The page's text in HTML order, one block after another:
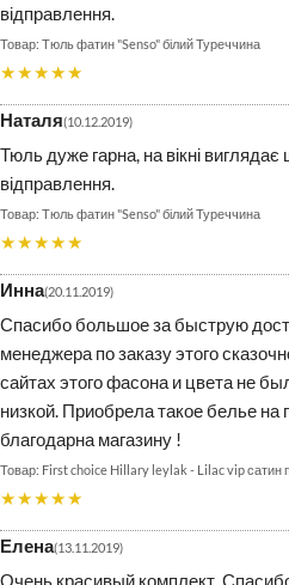
відправлення.
Тюль фатин "Senso" білий Туреччина
★★★★★
Наталя 10.12.2019
Тюль дуже гарна, на вікні
відправлення.
Тюль фатин "Senso" білий Туреччина
★★★★★
Инна 20.11.2019
Спасибо большое за быструю
менеджера по заказу этого
сайтах этого фасона и цвета не
низкой. Приобрела такое белье
благодарна магазину !
First choice Hillary leylak - Lilac vip сатин
★★★★★
Елена 13.11.2019
Очень красивый комплект.